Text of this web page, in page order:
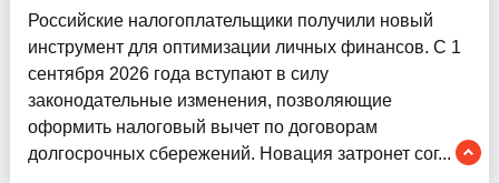
Российские налогоплательщики получили новый
инструмент для оптимизации личных финансов. С 1
сентября 2026 года вступают в силу
законодательные изменения, позволяющие
оформить налоговый вычет по договорам
долгосрочных сбережений. Новация затронет сог...